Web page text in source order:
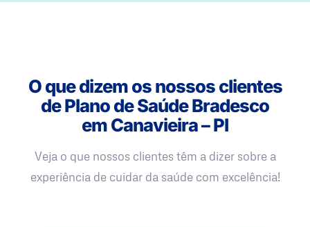
O que dizem os nossos clientes
de Plano de Saúde Bradesco
em Canavieira – PI
Veja o que nossos clientes têm a dizer sobre a
experiência de cuidar da saúde com excelência!